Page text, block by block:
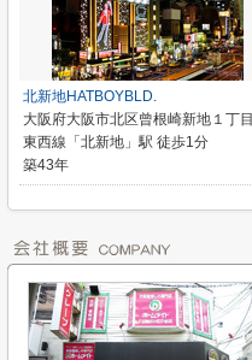
北新地HATBOYBLD.
大阪府大阪市北区曾根崎新地１丁目
東西線「北新地」駅 徒歩1分
築43年